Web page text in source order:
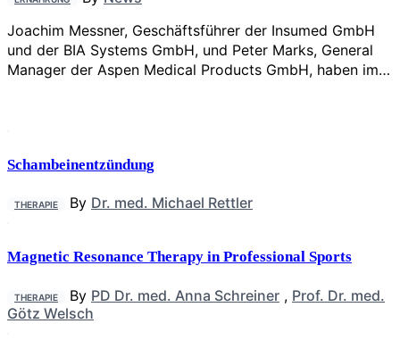
Joachim Messner, Geschäftsführer der Insumed GmbH
und der BIA Systems GmbH, und Peter Marks, General
Manager der Aspen Medical Products GmbH, haben im…
Schambeinentzündung
THERAPIE By Dr. med. Michael Rettler
Magnetic Resonance Therapy in Professional Sports
THERAPIE By PD Dr. med. Anna Schreiner , Prof. Dr. med.
Götz Welsch